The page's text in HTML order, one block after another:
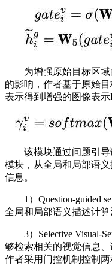
为增强原始目标区域
的影响，作者基于原始
表示得到增强的图像表示I
该模块通过问题引导
模块，从全局和局部语
信息。
1）Question-guided
全局和局部语义描述计算
3）Selective Visual-
够检索相关的视觉信息
作者采用门控机制控制